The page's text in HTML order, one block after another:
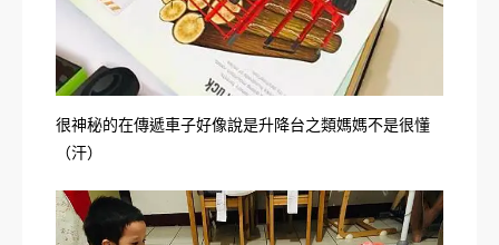
很神秘的在傳遞車子好像說是升降台之類媽媽不是很懂
（汗）